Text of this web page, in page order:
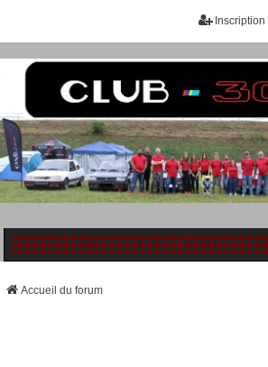
Inscription
Accueil du forum